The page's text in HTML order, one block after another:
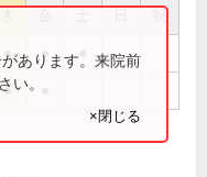
祝
● ●
●
あります。来院前
い。
×閉じる